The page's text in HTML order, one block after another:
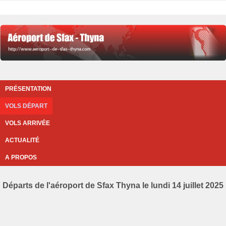
PRÉSENTATION
VOLS DÉPART
VOLS ARRIVÉE
ACTUALITÉ
A PROPOS
Départs de l'aéroport de Sfax Thyna le lundi 14 juillet 2025